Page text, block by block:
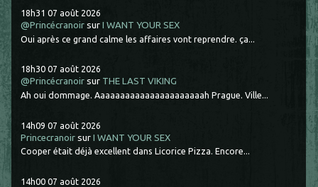
18h31 07 août 2026
@Princécranoir surI WANT YOUR SEX
Oui après ce grand calme les affaires vont reprendre. ça...
18h30 07 août 2026
@Princécranoir sur THE LAST VIKING
Ah oui dommage. Aaaaaaaaaaaaaaaaaaaaaah Prague. Ville...
14h09 07 août 2026
Princecranoir surI WANT YOUR SEX
Cooper était déjà excellent dans Licorice Pizza. Encore...
14h00 07 août 2026